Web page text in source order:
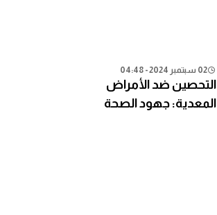
02 سبتمبر 2024 - 04:48
التحصين ضد الأمراض
المعدية: جهود الصحة